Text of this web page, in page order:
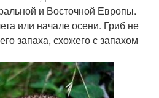
и Восточной Европы.
или начале осени. Гриб не
запаха, схожего с запахом